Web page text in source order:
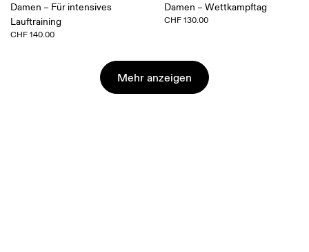
Damen – Für intensives
Lauftraining
CHF 140.00
Damen – Wettkampftag
CHF 130.00
Mehr anzeigen